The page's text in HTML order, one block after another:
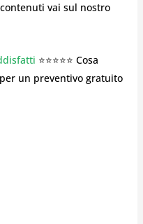
vai sul nostro
⭐⭐⭐⭐⭐ Cosa
per un preventivo gratuito